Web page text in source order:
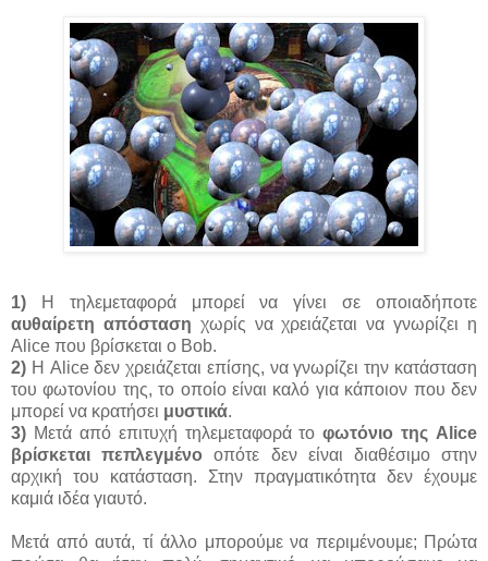
1) Η τηλεμεταφορά μπορεί να γίνει σε οποιαδήποτε
αυθαίρετη απόσταση χωρίς να χρειάζεται να γνωρίζει η
Alice που βρίσκεται ο Bob.
2) Η Alice δεν χρειάζεται επίσης, να γνωρίζει την κατάσταση
του φωτονίου της, το οποίο είναι καλό για κάποιον που δεν
μπορεί να κρατήσει μυστικά.
3) Μετά από επιτυχή τηλεμεταφορά τοφωτόνιο της Alice
βρίσκεται πεπλεγμένο οπότε δεν είναι διαθέσιμο στην
αρχική του κατάσταση. Στην πραγματικότητα δεν έχουμε
καμιά ιδέα γιαυτό.
Μετά από αυτά, τί άλλο μπορούμε να περιμένουμε; Πρώτα